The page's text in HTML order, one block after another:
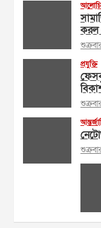
করল
প্রযুক্তি